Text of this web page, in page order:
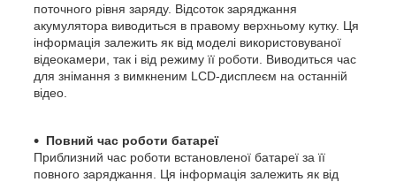
поточного рівня заряду. Відсоток заряджання
акумулятора виводиться в правому верхньому кутку. Ця
інформація залежить як від моделі використовуваної
відеокамери, так і від режиму її роботи. Виводиться час
для знімання з вимкненим LCD-дисплеєм на останній
відео.
Повний час роботи батареї
Приблизний час роботи встановленої батареї за її
повного заряджання. Ця інформація залежить як від